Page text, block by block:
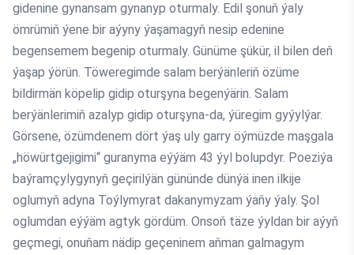
gidenine gynansam gynanyp oturmaly. Edil şonuň ýaly
ömrümiň ýene bir aýyny ýaşamagyň nesip edenine
begensemem begenip oturmaly. Günüme şükür, il bilen deň
ýaşap ýörün. Töweregimde salam berýänleriň özüme
bildirmän köpelip gidip oturşyna begenýärin. Salam
berýänlerimiň azalyp gidip oturşyna-da, ýüregim gyýylýar.
Görsene, özümdenem dört ýaş uly garry öýmüzde maşgala
„höwürtgejigimi“ guranyma eýýäm 43 ýyl bolupdyr. Poeziýa
baýramçylygynyň geçirilýän gününde dünýä inen ilkije
oglumyň adyna Toýlymyrat dakanymyzam ýaňy ýaly. Şol
oglumdan eýýäm agtyk gördüm. Onsoň täze ýyldan bir aýyň
geçmegi, onuňam nädip geçeninem aňman galmagym